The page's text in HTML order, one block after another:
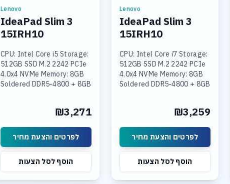
Lenovo
IdeaPad Slim 3
15IRH10
CPU: Intel Core i7 Storage:
512GB SSD M.2 2242 PCIe
4.0x4 NVMe Memory: 8GB
Soldered DDR5-4800 + 8GB
UHD Graphics Display: 15.3
₪3,259
לפרטים והצעת מחיר
הוסף לסל הצעות
Lenovo
IdeaPad Slim 3
15IRH10
CPU: Intel Core i5 Storage:
512GB SSD M.2 2242 PCIe
4.0x4 NVMe Memory: 8GB
Soldered DDR5-4800 + 8GB
UHD Graphics Display: 15.3
₪3,271
לפרטים והצעת מחיר
הוסף לסל הצעות